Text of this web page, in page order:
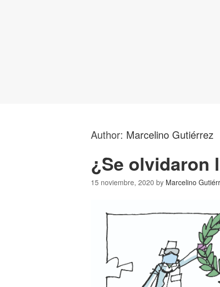
Author: Marcelino Gutiérrez
¿Se olvidaron
15 noviembre, 2020 by Marcelino